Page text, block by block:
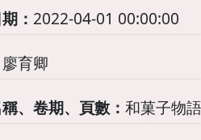
： 2022-04-01 00:00:00
廖育卿
、卷期、頁數： 和菓子物